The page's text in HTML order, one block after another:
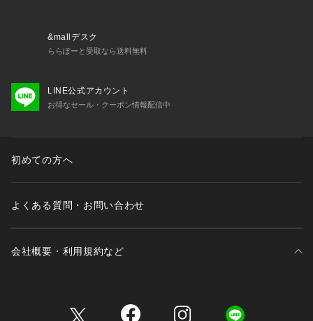
&mallデスク
ららぽーと受取なら送料無料
LINE公式アカウント
お得なセール・クーポン情報配信中
初めての方へ
よくある質問・お問い合わせ
会社概要・利用規約など